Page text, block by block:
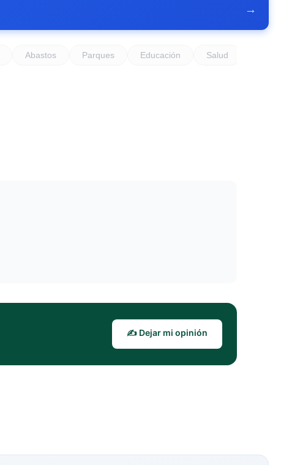
→
Abastos Parques Educación Salud
✍️ Dejar mi opinión